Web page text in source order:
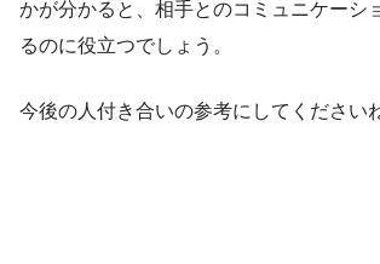
かが分かると、相手とのコミュニケーシ
るのに役立つでしょう。
今後の人付き合いの参考にしてください